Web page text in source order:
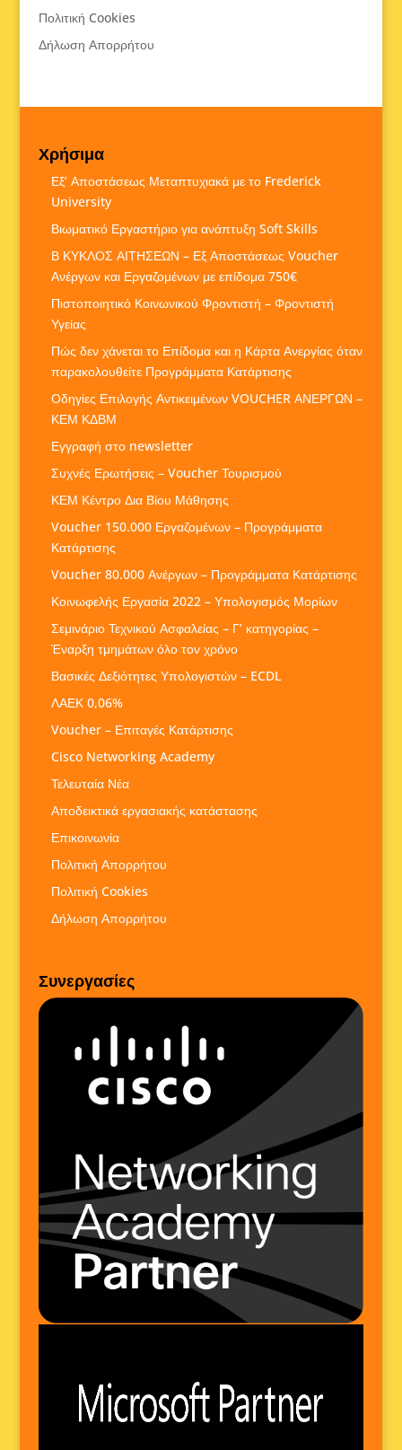
Πολιτική Cookies
Δήλωση Απορρήτου
Χρήσιμα
Εξ’ Αποστάσεως Μεταπτυχιακά με το Frederick
University
Βιωματικό Εργαστήριο για ανάπτυξη Soft Skills
Β ΚΥΚΛΟΣ ΑΙΤΗΣΕΩΝ – Εξ Αποστάσεως Voucher
Ανέργων και Εργαζομένων με επίδομα 750€
Πιστοποιητικό Κοινωνικού Φροντιστή – Φροντιστή
Υγείας
Πώς δεν χάνεται το Επίδομα και η Κάρτα Ανεργίας όταν
παρακολουθείτε Προγράμματα Κατάρτισης
Οδηγίες Επιλογής Αντικειμένων VOUCHER ΑΝΕΡΓΩΝ –
ΚΕΜ ΚΔΒΜ
Εγγραφή στο newsletter
Συχνές Ερωτήσεις – Voucher Τουρισμού
ΚΕΜ Κέντρο Δια Βίου Μάθησης
Voucher 150.000 Εργαζομένων – Προγράμματα
Κατάρτισης
Voucher 80.000 Ανέργων – Προγράμματα Κατάρτισης
Κοινωφελής Εργασία 2022 – Υπολογισμός Μορίων
Σεμινάριο Τεχνικού Ασφαλείας – Γ’ κατηγορίας –
Έναρξη τμημάτων όλο τον χρόνο
Βασικές Δεξιότητες Υπολογιστών – ECDL
ΛΑΕΚ 0,06%
Voucher – Επιταγές Κατάρτισης
Cisco Networking Academy
Τελευταία Νέα
Αποδεικτικά εργασιακής κατάστασης
Επικοινωνία
Πολιτική Απορρήτου
Πολιτική Cookies
Δήλωση Απορρήτου
Συνεργασίες